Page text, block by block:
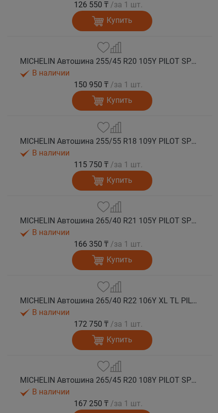
126 550 ₸ /за 1 шт.
Купить
MICHELIN Автошина 255/45 R20 105Y PILOT SPORT 4 SUV лето
В наличии
150 950 ₸ /за 1 шт.
Купить
MICHELIN Автошина 255/55 R18 109Y PILOT SPORT 4 SUV лето
В наличии
115 750 ₸ /за 1 шт.
Купить
MICHELIN Автошина 265/40 R21 105Y PILOT SPORT 4 SUV лето
В наличии
166 350 ₸ /за 1 шт.
Купить
MICHELIN Автошина 265/40 R22 106Y XL TL PILOT SPORT 4 SUV GOE лето
В наличии
172 750 ₸ /за 1 шт.
Купить
MICHELIN Автошина 265/45 R20 108Y PILOT SPORT 4 SUV лето
В наличии
167 250 ₸ /за 1 шт.